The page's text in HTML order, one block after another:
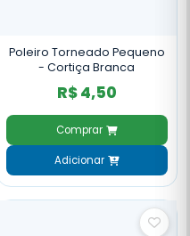
Poleiro Torneado Pequeno
- Cortiça Branca
R$ 4,50
Comprar
Adicionar